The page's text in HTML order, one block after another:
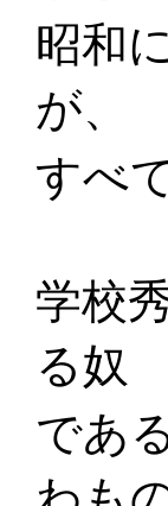
昭和
が、
すべ
学校
る奴
であ